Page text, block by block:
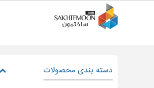
دسته بندی محصولات